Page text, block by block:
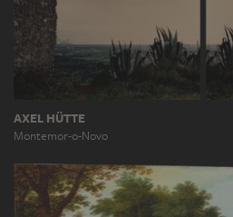
AXEL HÜTTE
Montemor-o-Novo